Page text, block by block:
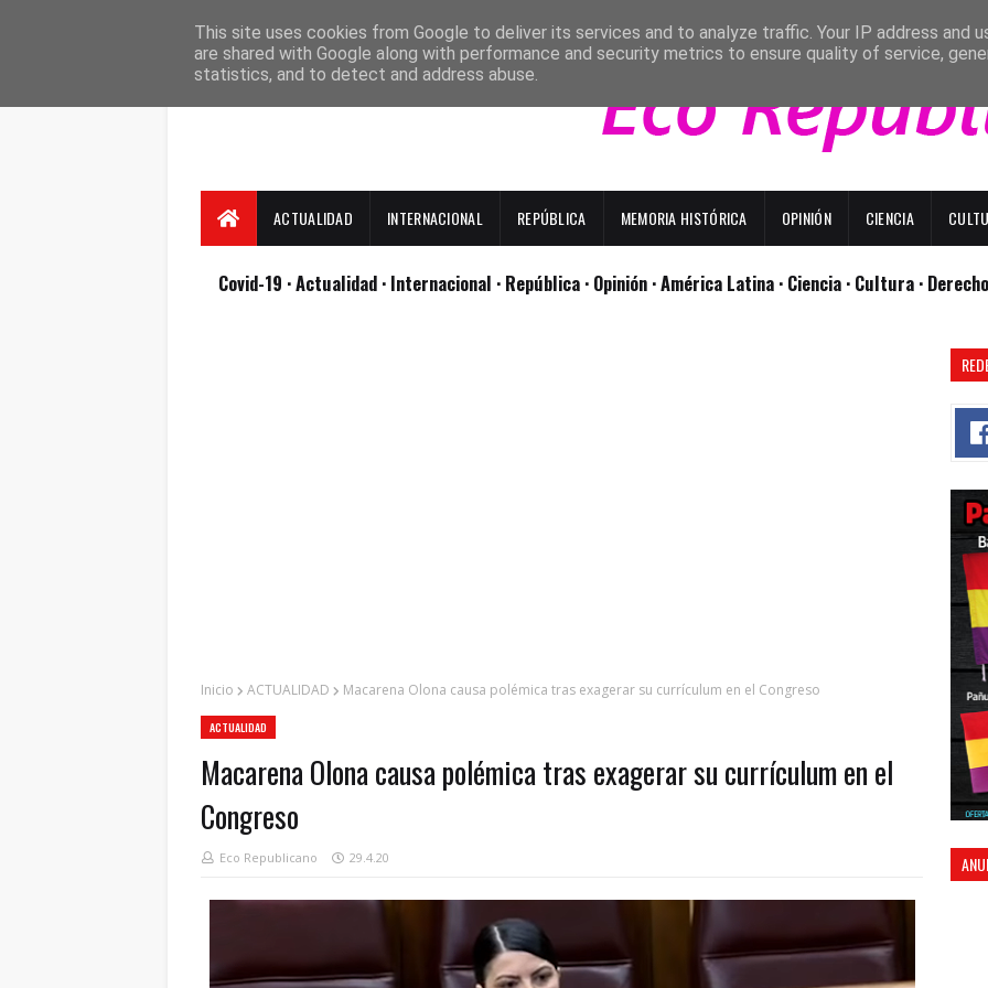
ACTUALIDAD INTERNACIONAL REPÚBLICA MEMORIA HISTÓRICA OPINIÓN CIENCIA
Covid-19 · Actualidad · Internacional · República · Opinión · América Latina · Ciencia · Cultura ·
Inicio ACTUALIDAD Macarena Olona causa polémica tras exagerar su currículum en el Congreso
ACTUALIDAD
Macarena Olona causa polémica tras exagerar su currículum en el
Congreso
Eco Republicano 29.4.20
This site uses cookies from Google to deliver its services and to analyze traffic. Your IP address and
are shared with Google along with performance and security metrics to ensure quality of service,
statistics, and to detect and address abuse.